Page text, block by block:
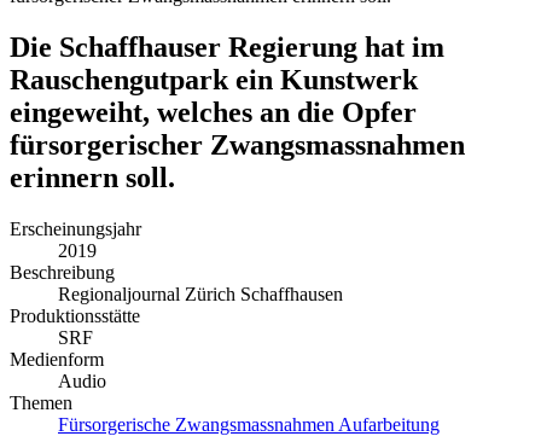
Die Schaffhauser Regierung hat im
Rauschengutpark ein Kunstwerk
eingeweiht, welches an die Opfer
fürsorgerischer Zwangsmassnahmen
erinnern soll.
Erscheinungsjahr
2019
Beschreibung
Regionaljournal Zürich Schaffhausen
Produktionsstätte
SRF
Medienform
Audio
Themen
Fürsorgerische Zwangsmassnahmen Aufarbeitung